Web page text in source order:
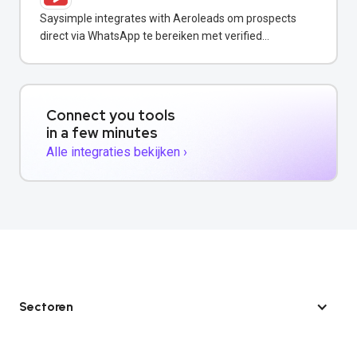
Saysimple integrates with Aeroleads om prospects
direct via WhatsApp te bereiken met verified
Connect you tools
in a few minutes
Alle integraties bekijken ›
Sectoren